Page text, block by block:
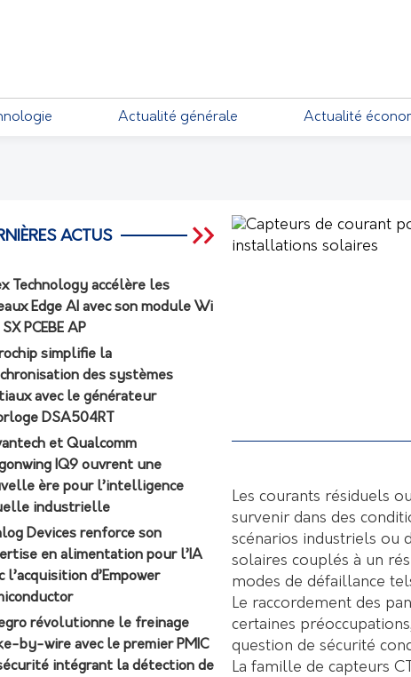
Actualité générale Actualité
Les courants résiduels
survenir dans des
scénarios industriels ou
solaires couplés à un
modes de défaillance
Le raccordement des
certaines
question de sécurité
La famille de capteurs
ACTUS
Technology accélère les
Edge AI avec son module Wi
PCEBE AP
simplifie la
des systèmes
avec le générateur
DSA504RT
et Qualcomm
IQ9 ouvrent une
ère pour l’intelligence
industrielle
Devices renforce son
en alimentation pour l’IA
l’acquisition d’Empower
révolutionne le freinage
by-wire avec le premier PMIC
intégrant la détection de